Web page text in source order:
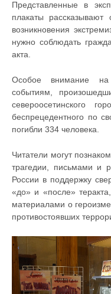
Представленные в
плакаты
возникновения
нужно соблюдать
акта.
Особое внимание на
событиям,
североосетинского
беспрецедентного по
погибли 334 человека.
Читатели могут
трагедии, письмами и
России в поддержку
«до» и «после»
материалами о
противостоявших